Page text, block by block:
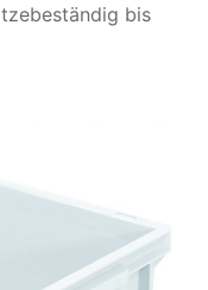
bis